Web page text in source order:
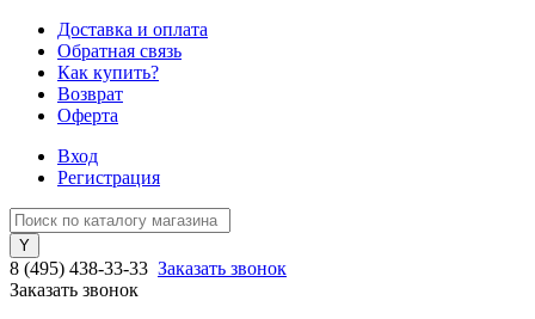
Доставка и оплата
Обратная связь
Как купить?
Возврат
Оферта
Вход
Регистрация
8 (495) 438-33-33 Заказать звонок
Заказать звонок